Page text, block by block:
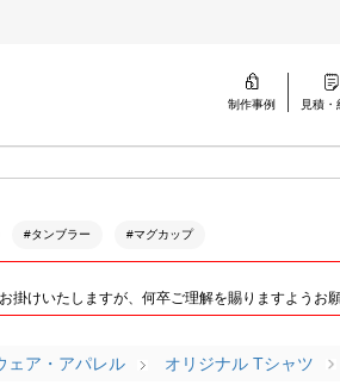
制作事例
見積・
#タンブラー #マグカップ
けいたしますが、何卒ご理解を賜りますようお願
ェア・アパレル オリジナル Tシャツ